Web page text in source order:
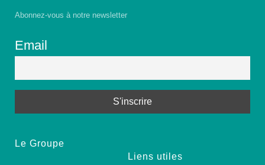
Abonnez-vous à notre newsletter
Email
Le Groupe
Liens utiles